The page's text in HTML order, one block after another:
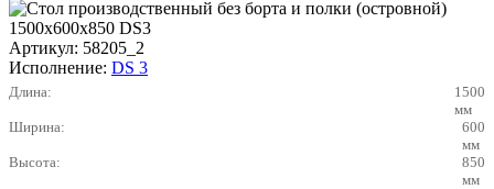
Артикул: 58205_2
Исполнение: DS 3
Длина:
1500
мм
Ширина:
600
мм
Высота:
850
мм